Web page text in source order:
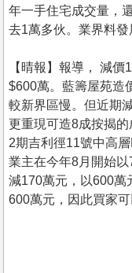
年一手住宅成交量，
去1萬多伙。業界料發
【晴報】報導， 減
$600萬。藍籌屋苑造
較新界區慢。但近期
更重現可造8成按揭
2期吉利徑11號中高
業主在今年8月開始
減170萬元，以600萬
600萬元，因此買家可